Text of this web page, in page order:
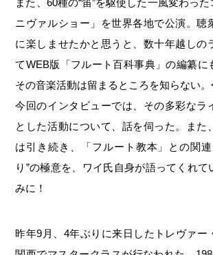
また、60種の“笛”を駆使した一風変わっ
ニヴァルショー」を世界各地で公演。聴
に楽しませたかと思うと、数十年越しの
てWEB版「フルート百科事典」の編纂に
その音楽活動は留まるところを知らない。
今回のインタビューでは、その多彩なラ
とした活動について、話を伺った。また
は引き続き、「フルート教本」との関連
り”の極意を、ワイ氏自身が語ってくれて
みに！
昨年9月、4年ぶりに来日したトレヴァー